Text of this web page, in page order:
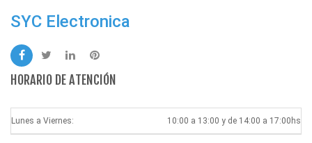
SYC Electronica
HORARIO DE ATENCIÓN
Lunes a Viernes: 10:00 a 13:00 y de 14:00 a 17:00hs